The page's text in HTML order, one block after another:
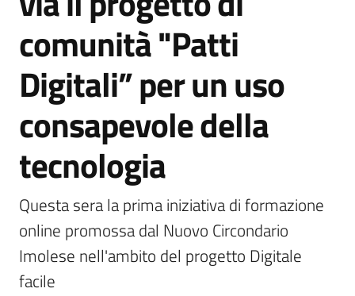
Novità
Menu selezionato
Servizi
Vivere
Guelfo
Servizi
online
comunità "Patti
Digitali” per un uso
consapevole della
tecnologia
Questa sera la prima iniziativa di formazione
online promossa dal Nuovo Circondario
Imolese nell'ambito del progetto Digitale
facile